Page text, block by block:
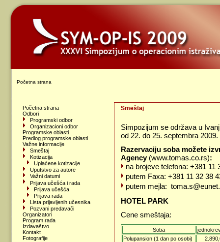
Početna strana
Početna strana
Odbori
Programski odbor
Organizacioni odbor
Programske oblasti
Predlog programske oblasti
Važne informacije
Smeštaj
Kotizacija
Uplaćene kotizacije
Uputstvo za autore
Važni datumi
Prijava učešća i rada
Prijava učešća
Prijava rada
Lista prijavljenih učesnika
Pozvani predavači
Organizatori
Program rada
Izdavaštvo
Kontakt
Fotografije
Smeštaj
Simpozijum se održava u
od 22. do 25. septembra 2009.
Razervaciju soba možete
Agency (www.tomas.co.rs):
na brojeve telefona: +381 11
putem Faxa: +381 11 32 38
putem mejla:
HOTEL PARK
Cene smeštaja:
Soba
Polupansion (1 dan po osobi)